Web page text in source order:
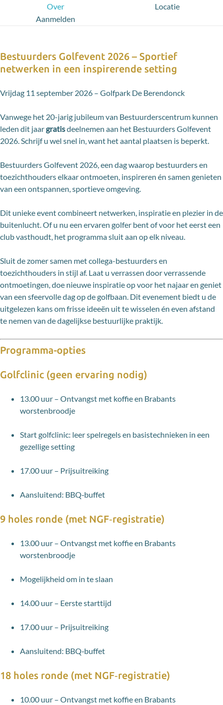
Over
Locatie
Aanmelden
Bestuurders Golfevent 2026 – Sportief
netwerken in een inspirerende setting
Vrijdag 11 september 2026 – Golfpark De Berendonck
Vanwege het 20-jarig jubileum van Bestuurderscentrum kunnen
leden dit jaargratisdeelnemen aan het Bestuurders Golfevent
2026. Schrijf u wel snel in, want het aantal plaatsen is beperkt.
Bestuurders Golfevent 2026, een dag waarop bestuurders en
toezichthouders elkaar ontmoeten, inspireren én samen genieten
van een ontspannen, sportieve omgeving.
Dit unieke event combineert netwerken, inspiratie en plezier in de
buitenlucht. Of u nu een ervaren golfer bent of voor het eerst een
club vasthoudt, het programma sluit aan op elk niveau.
Sluit de zomer samen met collega-bestuurders en
toezichthouders in stijl af. Laat u verrassen door verrassende
ontmoetingen, doe nieuwe inspiratie op voor het najaar en geniet
van een sfeervolle dag op de golfbaan. Dit evenement biedt u de
uitgelezen kans om frisse ideeën uit te wisselen én even afstand
te nemen van de dagelijkse bestuurlijke praktijk.
Programma-opties
Golfclinic (geen ervaring nodig)
13.00 uur – Ontvangst met koffie en Brabants
worstenbroodje
Start golfclinic: leer spelregels en basistechnieken in een
gezellige setting
17.00 uur – Prijsuitreiking
Aansluitend: BBQ‑buffet
9 holes ronde (met NGF‑registratie)
13.00 uur – Ontvangst met koffie en Brabants
worstenbroodje
Mogelijkheid om in te slaan
14.00 uur – Eerste starttijd
17.00 uur – Prijsuitreiking
Aansluitend: BBQ‑buffet
18 holes ronde (met NGF‑registratie)
10.00 uur – Ontvangst met koffie en Brabants